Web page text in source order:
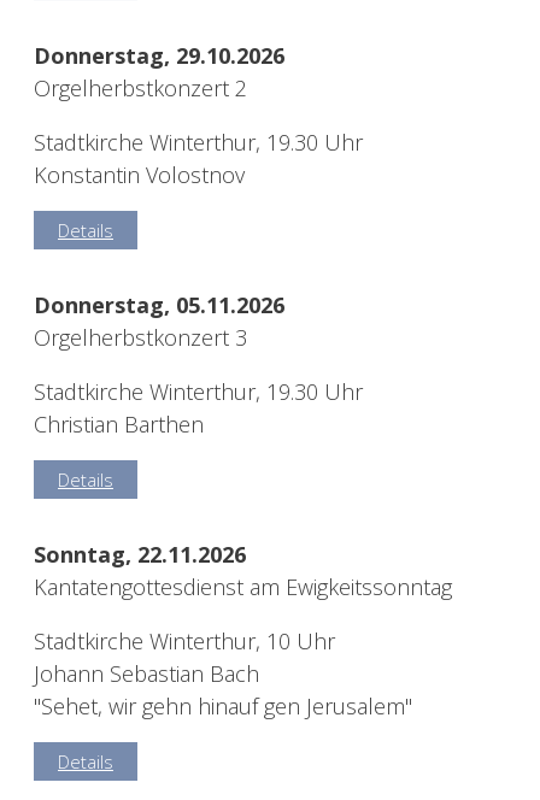
Donnerstag, 29.10.2026
Orgelherbstkonzert 2
Stadtkirche Winterthur, 19.30 Uhr
Konstantin Volostnov
Details
Donnerstag, 05.11.2026
Orgelherbstkonzert 3
Stadtkirche Winterthur, 19.30 Uhr
Christian Barthen
Details
Sonntag, 22.11.2026
Kantatengottesdienst am Ewigkeitssonntag
Stadtkirche Winterthur, 10 Uhr
Johann Sebastian Bach
"Sehet, wir gehn hinauf gen Jerusalem"
Details